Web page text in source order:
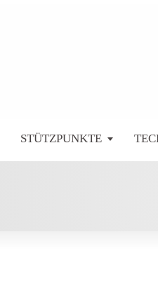
STÜTZPUNKTE